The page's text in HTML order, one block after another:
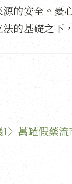
的安全。憂
法的基礎之下
1〉萬罐假藥